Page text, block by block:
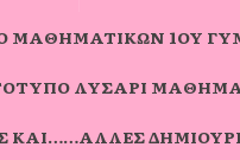
ΜΑΘΗΜΑΤΙΚΏΝ 1ΟΥ
ΛΥΣΆΡΙ
ΚΑΙ……ΆΛΛΕΣ